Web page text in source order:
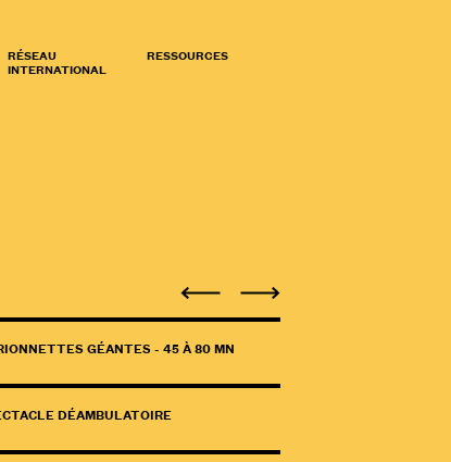
RÉSEAU
INTERNATIONAL
RESSOURCES
GÉANTES - 45 À 80 MN
DÉAMBULATOIRE